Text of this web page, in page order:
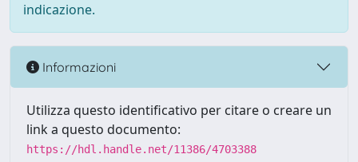
indicazione.
Informazioni
Utilizza questo identificativo per citare o creare un
link a questo documento:
https://hdl.handle.net/11386/4703388